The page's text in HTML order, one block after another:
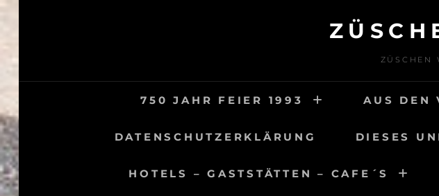
ZÜSCHEN
750 JAHR FEIER 1993 AUS DEN
DATENSCHUTZERKLÄRUNG DIESES
HOTELS – GASTSTÄTTEN – CAFE´S